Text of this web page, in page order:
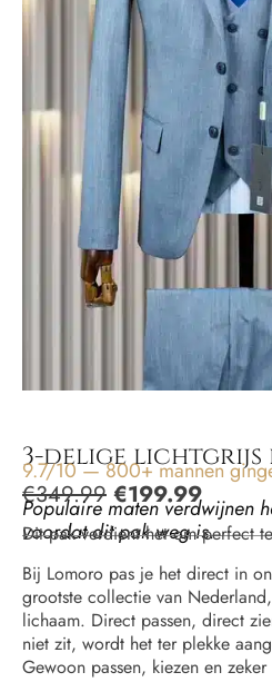
3-delige lichtgrijs
9.7/10 — 800+ mannen
€349.99 €199.99
Populaire maten verdwijnen
voordat dit pak weg is.
Dit pak verdient het om perfect
Bij Lomoro pas je het direct in
grootste collectie van
lichaam. Direct passen, direct
niet zit, wordt het ter plekke
Gewoon passen, kiezen en